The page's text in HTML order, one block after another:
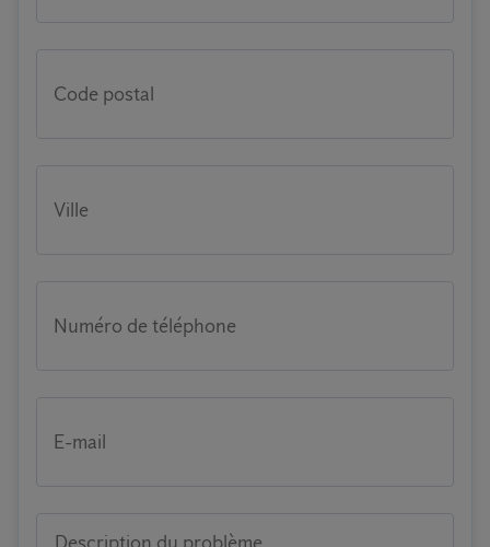
Code postal
Ville
Numéro de téléphone
E-mail